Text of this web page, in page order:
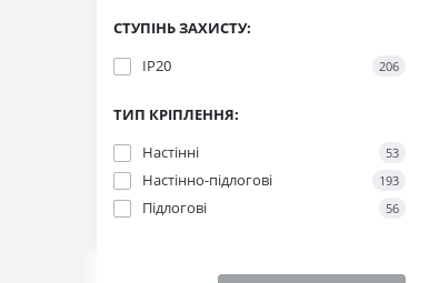
СТУПІНЬ ЗАХИСТУ:
IP20
206
ТИП КРІПЛЕННЯ:
Настінні
53
Настінно-підлогові 193
Підлогові 56